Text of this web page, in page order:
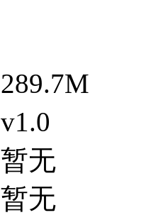
289.7M
v1.0
暂无
暂无